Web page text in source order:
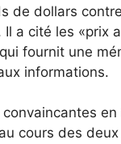
de dollars
cité les «prix
fournit une
informations.
cours des